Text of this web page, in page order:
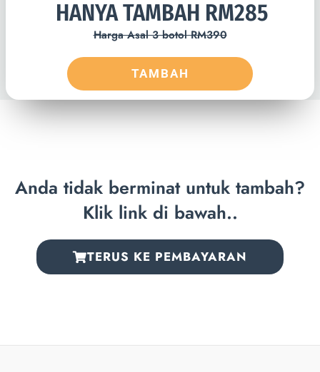
HANYA TAMBAH RM285
Harga Asal 3 botol RM390
TAMBAH
Anda tidak berminat untuk tambah?
Klik link di bawah..
TERUS KE PEMBAYARAN